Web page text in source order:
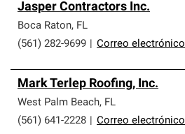
Jasper Contractors Inc.
Boca Raton, FL
(561) 282-9699
Correo electrónico
Mark Terlep Roofing, Inc.
West Palm Beach, FL
(561) 641-2228
Correo electrónico